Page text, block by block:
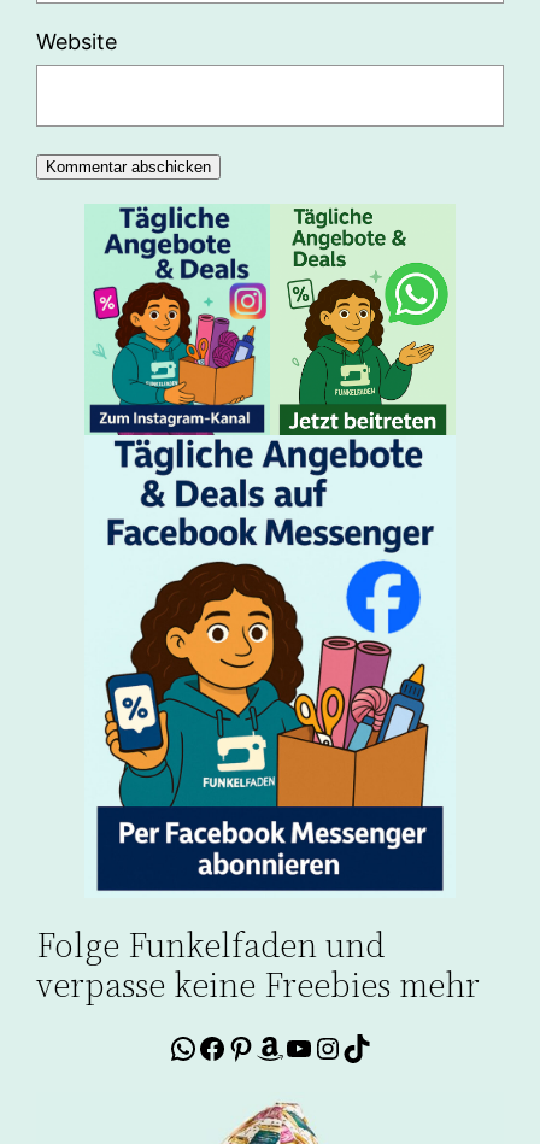
Website
Folge Funkelfaden und
verpasse keine Freebies mehr
WhatsApp
Facebook
Pinterest
Amazon
YouTube
Instagram
TikTok